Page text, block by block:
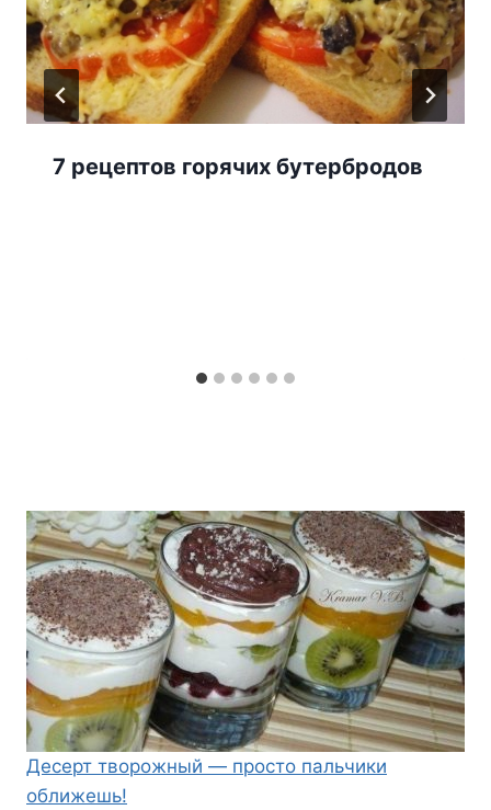
7 рецептов горячих бутербродов
Десерт творожный — просто пальчики
оближешь!